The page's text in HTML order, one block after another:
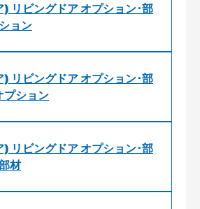
リビングドア オプション･部
ョン
リビングドア オプション･部
プション
リビングドア オプション･部
材